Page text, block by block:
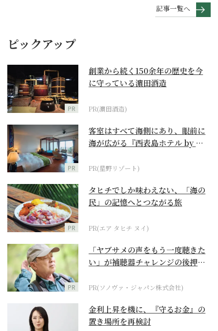
記事一覧へ
ピックアップ
PR
創業から続く150余年の歴史を今
に守っている濵田酒造
PR(濵田酒造)
PR
客室はすべて海側にあり、眼前に
海が広がる『西表島ホテル by 星
PR(星野リゾート)
PR
タヒチでしか味わえない、「海の
民」の記憶へとつながる旅
PR(エア タヒチ ヌイ)
PR
「ヤブサメの声をもう一度聴きた
い」が補聴器チャレンジの後押し
PR(ソノヴァ・ジャパン株式会社)
金利上昇を機に、『守るお金』の
置き場所を再検討